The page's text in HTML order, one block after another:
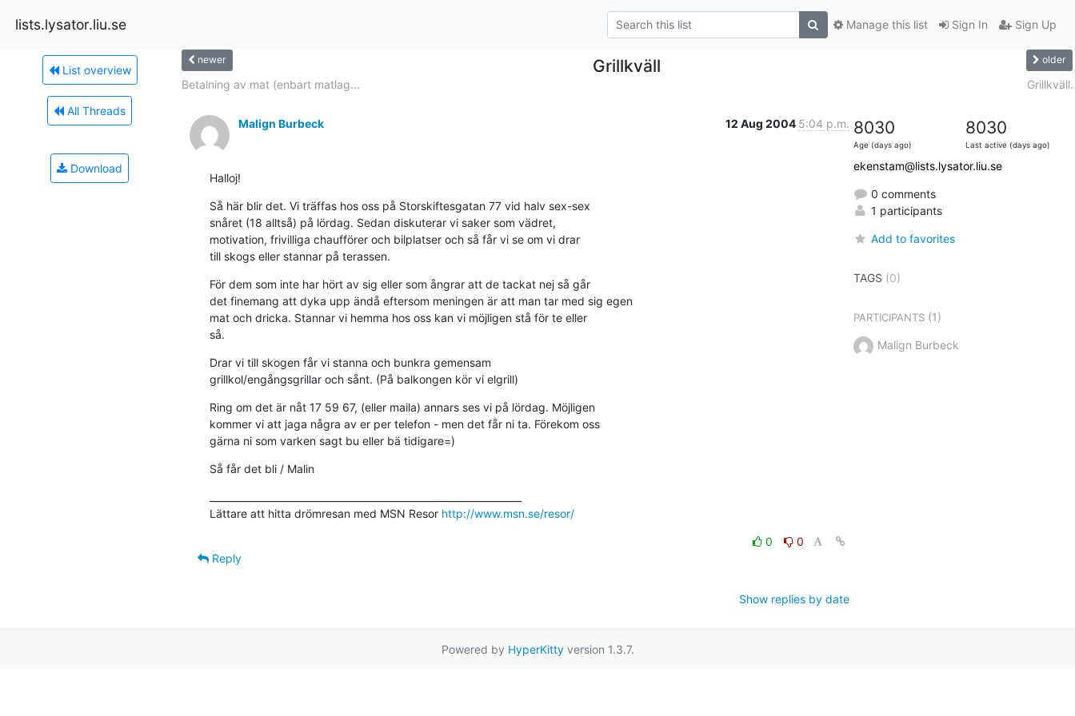
lists.lysator.liu.se Sign In Sign Up
Manage this list
List overview
All Threads
Download
newer Grillkväll older
Betalning av mat (enbart matlag... Grillkväll.
Malign Burbeck 12 Aug 2004 5:04 p.m.
Halloj!
Så här blir det. Vi träffas hos oss på Storskiftesgatan 77 vid halv sex-sex
snåret (18 alltså) på lördag. Sedan diskuterar vi saker som vädret,
motivation, frivilliga chaufförer och bilplatser och så får vi se om vi drar
till skogs eller stannar på terassen.
För dem som inte har hört av sig eller som ångrar att de tackat nej så går
det finemang att dyka upp ändå eftersom meningen är att man tar med sig egen
mat och dricka. Stannar vi hemma hos oss kan vi möjligen stå för te eller
så.
Drar vi till skogen får vi stanna och bunkra gemensam
grillkol/engångsgrillar och sånt. (På balkongen kör vi elgrill)
Ring om det är nåt 17 59 67, (eller maila) annars ses vi på lördag. Möjligen
kommer vi att jaga några av er per telefon - men det får ni ta. Förekom oss
gärna ni som varken sagt bu eller bä tidigare=)
Så får det bli / Malin
Lättare att hitta drömresan med MSN Resor http://www.msn.se/resor/
0
0
Reply
Show replies by date
8030
Age (days ago)
8030
Last active (days ago)
ekenstam@lists.lysator.liu.se
0 comments
1 participants
Add to favorites
TAGS (0)
PARTICIPANTS(1)
Malign Burbeck
Powered by HyperKittyversion 1.3.7.